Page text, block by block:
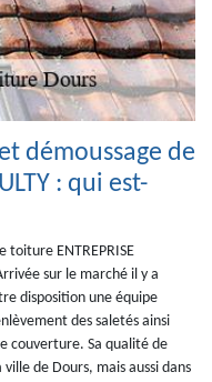
démoussage de
: qui est-
toiture ENTREPRISE
sur le marché il y a
disposition une équipe
des saletés ainsi
couverture. Sa qualité de
de Dours, mais aussi dans